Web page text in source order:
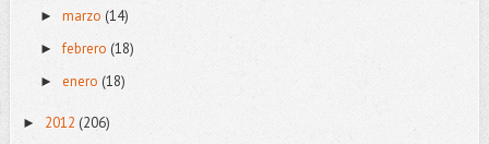
► marzo (14)
►febrero (18)
► enero (18)
► 2012 (206)